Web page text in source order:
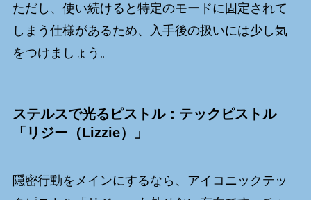
ただし、使い続けると特定のモードに固定されて
しまう仕様があるため、入手後の扱いには少し気
をつけましょう。
ステルスで光るピストル：テックピストル
「リジー（Lizzie）」
隠密行動をメインにするなら、アイコニックテッ